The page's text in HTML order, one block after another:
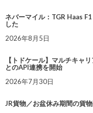
ネバーマイル：TGR Haas
した
2026年8月5日
【トドケール】マルチキャ
とのAPI連携を開始
2026年7月30日
JR貨物／お盆休み期間の貨